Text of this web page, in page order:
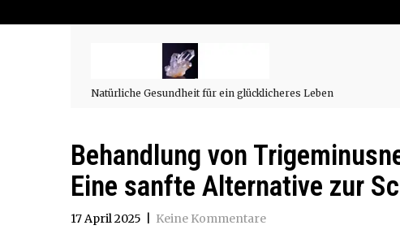
Natürliche Gesundheit für ein glücklicheres Leben
Behandlung von
Eine sanfte Alternative zur
17 April 2025 Keine Kommentare